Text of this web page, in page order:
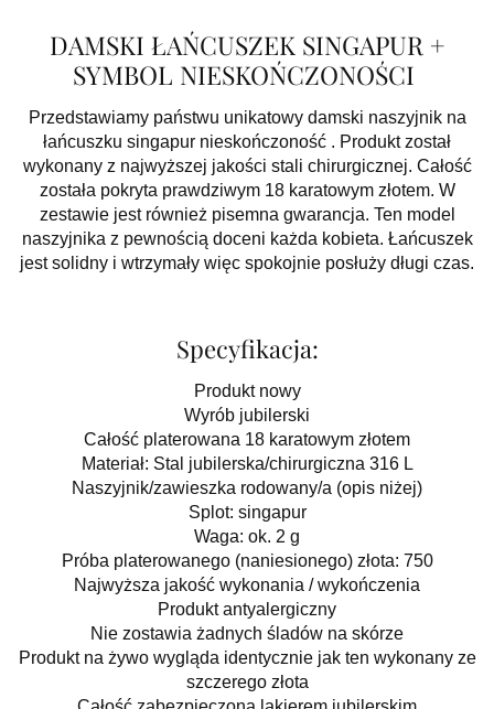
DAMSKI ŁAŃCUSZEK SINGAPUR +
SYMBOL NIESKOŃCZONOŚCI
Przedstawiamy państwu unikatowy damski naszyjnik na
łańcuszku singapur nieskończoność . Produkt został
wykonany z najwyższej jakości stali chirurgicznej. Całość
została pokryta prawdziwym 18 karatowym złotem. W
zestawie jest również pisemna gwarancja. Ten model
naszyjnika z pewnością doceni każda kobieta. Łańcuszek
jest solidny i wtrzymały więc spokojnie posłuży długi czas.
Specyfikacja:
Produkt nowy
Wyrób jubilerski
Całość platerowana 18 karatowym złotem
Materiał: Stal jubilerska/chirurgiczna 316 L
Naszyjnik/zawieszka rodowany/a (opis niżej)
Splot: singapur
Waga: ok. 2 g
Próba platerowanego (naniesionego) złota: 750
Najwyższa jakość wykonania / wykończenia
Produkt antyalergiczny
Nie zostawia żadnych śladów na skórze
Produkt na żywo wygląda identycznie jak ten wykonany ze
szczerego złota